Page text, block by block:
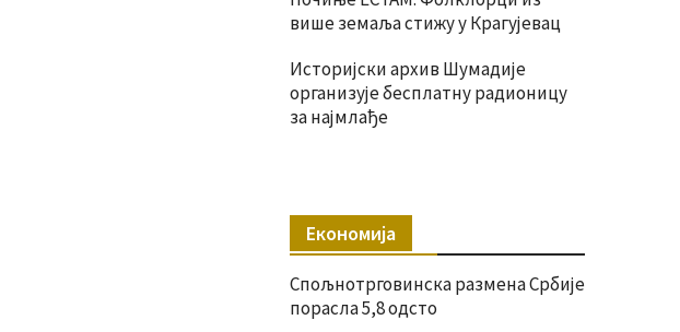
више земаља стижу у Крагујевац
Историјски архив Шумадије
организује бесплатну радионицу
за најмлађе
Економија
Спољнотрговинска размена Србије
порасла 5,8 одсто